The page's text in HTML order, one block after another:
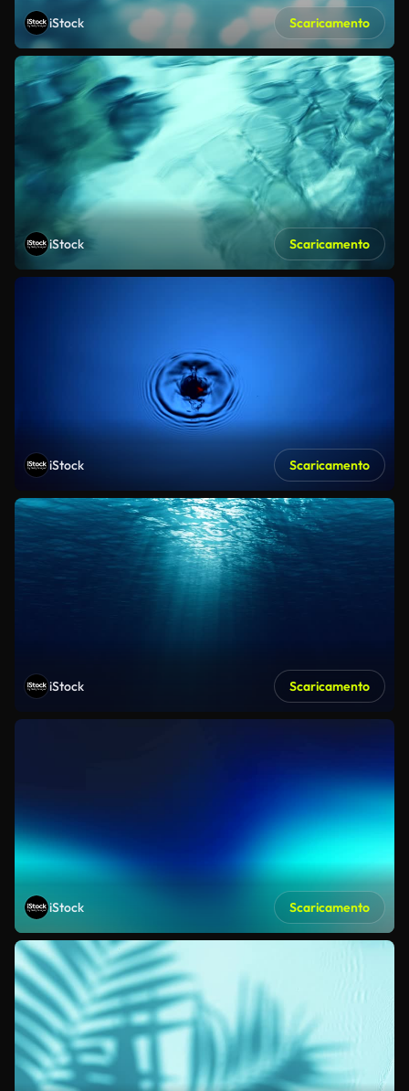
iStock Scaricamento
iStock Scaricamento
iStock Scaricamento
iStock Scaricamento
iStock Scaricamento